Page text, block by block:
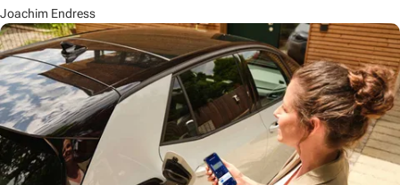
Joachim Endress